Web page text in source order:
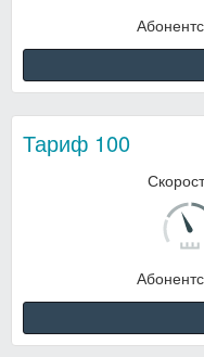
Тариф 100